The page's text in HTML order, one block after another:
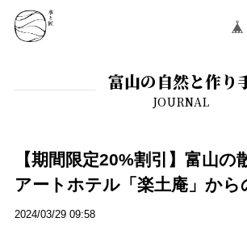
富山の自然と作り
【期間限定20%割引】富山の
アートホテル「楽土庵」から
2024/03/29 09:58